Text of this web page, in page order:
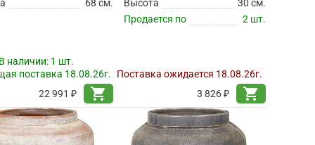
68 см.
наличии: 1 шт.
поставка 18.08.26г.
22 991 ₽
shopping_cart
Высота
30 см.
Продается по
2 шт.
Поставка ожидается 18.08.26г.
3 826 ₽
shopping_cart